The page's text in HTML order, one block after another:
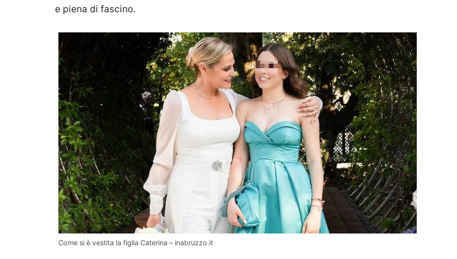
e piena di fascino.
Come si è vestita la figlia Caterina – inabruzzo.it